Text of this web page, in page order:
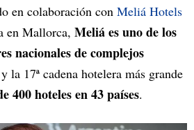
en colaboración con Meliá Hotels
en Mallorca, Meliá es uno de los
nacionales de complejos
y la 17ª cadena hotelera más grande
400 hoteles en 43 países.